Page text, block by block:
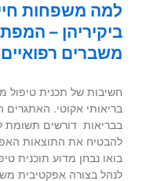
למה משפחות
ביקיריהן –
משברים רפואיים
חשיבות של תכנית טיפול
בריאותי אקוטי. האתגרים
בבריאות דורשים תשומת
להבטיח את התוצאות
בואו נבחן מדוע תוכנית
לנהל בצורה אפקטיבית